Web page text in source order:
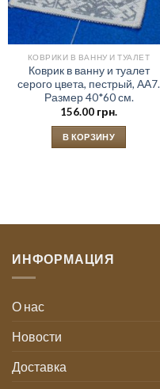
КОВРИКИ В ВАННУ И ТУАЛЕТ
Коврик в ванну и туалет
серого цвета, пестрый, АА7.
Размер 40*60 см.
156.00 грн.
В КОРЗИНУ
ИНФОРМАЦИЯ
О нас
Новости
Доставка